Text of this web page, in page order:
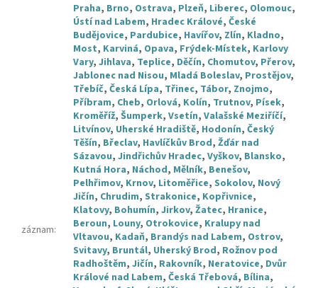
záznam:
Praha, Brno, Ostrava, Plzeň, Liberec, Olomouc,
Ústí nad Labem, Hradec Králové, České
Budějovice, Pardubice, Havířov, Zlín, Kladno,
Most, Karviná, Opava, Frýdek-Místek, Karlovy
Vary, Jihlava, Teplice, Děčín, Chomutov, Přerov,
Jablonec nad Nisou, Mladá Boleslav, Prostějov,
Třebíč, Česká Lípa, Třinec, Tábor, Znojmo,
Příbram, Cheb, Orlová, Kolín, Trutnov, Písek,
Kroměříž, Šumperk, Vsetín, Valašské Meziříčí,
Litvínov, Uherské Hradiště, Hodonín, Český
Těšín, Břeclav, Havlíčkův Brod, Žďár nad
Sázavou, Jindřichův Hradec, Vyškov, Blansko,
Kutná Hora, Náchod, Mělník, Benešov,
Pelhřimov, Krnov, Litoměřice, Sokolov, Nový
Jičín, Chrudim, Strakonice, Kopřivnice,
Klatovy, Bohumín, Jirkov, Žatec, Hranice,
Beroun, Louny, Otrokovice, Kralupy nad
Vltavou, Kadaň, Brandýs nad Labem, Ostrov,
Svitavy, Bruntál, Uherský Brod, Rožnov pod
Radhoštěm, Jičín, Rakovník, Neratovice, Dvůr
Králové nad Labem, Česká Třebová, Bílina,